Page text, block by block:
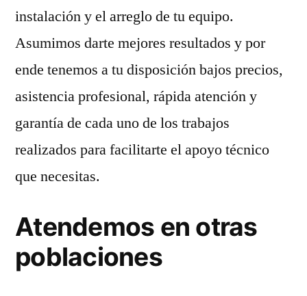
instalación y el arreglo de tu equipo.
Asumimos darte mejores resultados y por
ende tenemos a tu disposición bajos precios,
asistencia profesional, rápida atención y
garantía de cada uno de los trabajos
realizados para facilitarte el apoyo técnico
que necesitas.
Atendemos en otras
poblaciones